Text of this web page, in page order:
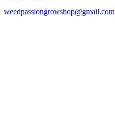
weedpassiongrowshop@gmail.com